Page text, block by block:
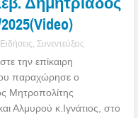
Ειδήσεις Συνεντεύξεις
την επίκαιρη
παραχώρησε ο
Μητροπολίτης
Αλμυρού κ.Ιγνάτιος, στο